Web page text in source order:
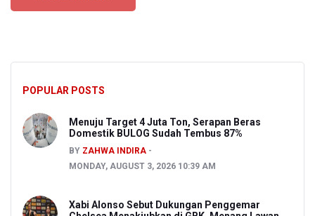
POPULAR POSTS
Menuju Target 4 Juta Ton, Serapan Beras
Domestik BULOG Sudah Tembus 87%
BY ZAHWA INDIRA
MONDAY, AUGUST 3, 2026 10:39 AM
Xabi Alonso Sebut Dukungan Penggemar